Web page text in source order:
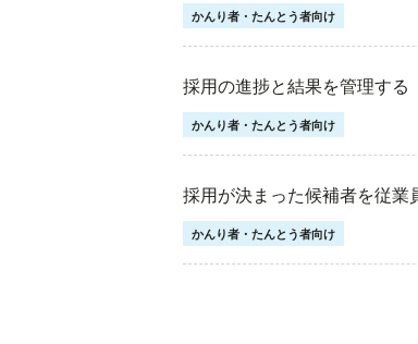
かんり者・たんとう者向け
採用の進捗と結果を管理する
かんり者・たんとう者向け
採用が決まった候補者を従業
かんり者・たんとう者向け